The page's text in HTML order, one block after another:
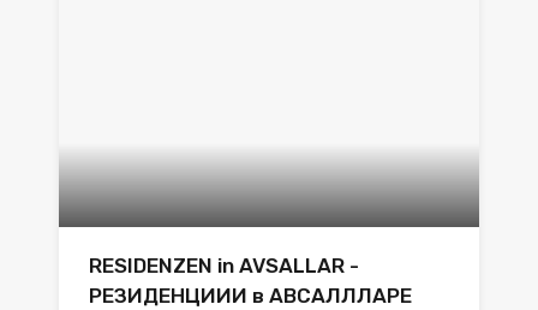
RESIDENZEN in AVSALLAR -
РЕЗИДЕНЦИИИ в АВСАЛЛЛАРЕ